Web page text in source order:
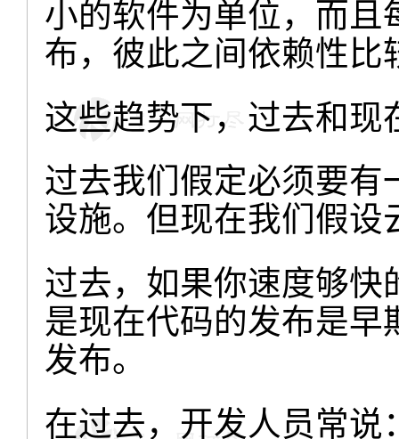
小的软件为单位，而且
布，彼此之间依赖性比
这些趋势下，过去和现
过去我们假定必须要有
设施。但现在我们假设
过去，如果你速度够快
是现在代码的发布是
发布。
在过去，开发人员常说